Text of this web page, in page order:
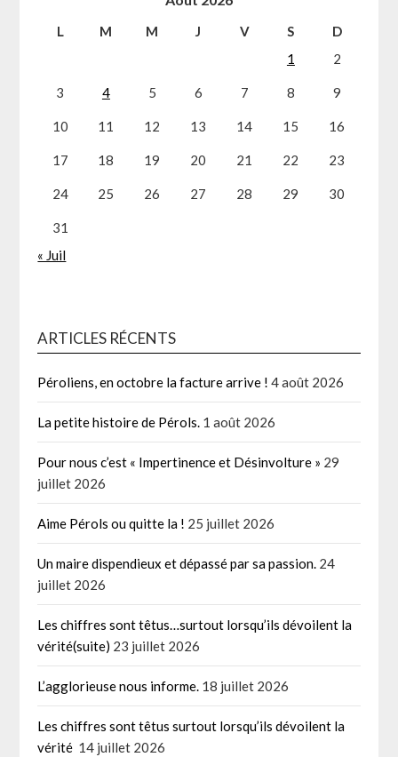
L M M J V S
D
1
2
3 4 5 6 7 8 9
10 11 12 13 14 15 16
17 18 19 20 21 22 23
24 25 26 27 28 29 30
31
« Juil
ARTICLES RÉCENTS
Péroliens, en octobre la facture arrive ! 4 août 2026
La petite histoire de Pérols. 1 août 2026
Pour nous c’est « Impertinence et Désinvolture » 29
juillet 2026
Aime Pérols ou quitte la ! 25 juillet 2026
Un maire dispendieux et dépassé par sa passion. 24
juillet 2026
Les chiffres sont têtus…surtout lorsqu’ils dévoilent la
vérité(suite) 23 juillet 2026
L’agglorieuse nous informe. 18 juillet 2026
Les chiffres sont têtus surtout lorsqu’ils dévoilent la
vérité 14 juillet 2026